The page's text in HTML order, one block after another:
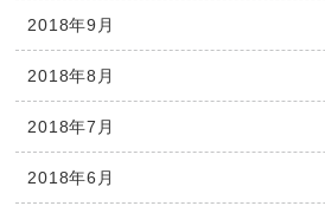
2018年9月
2018年8月
2018年7月
2018年6月